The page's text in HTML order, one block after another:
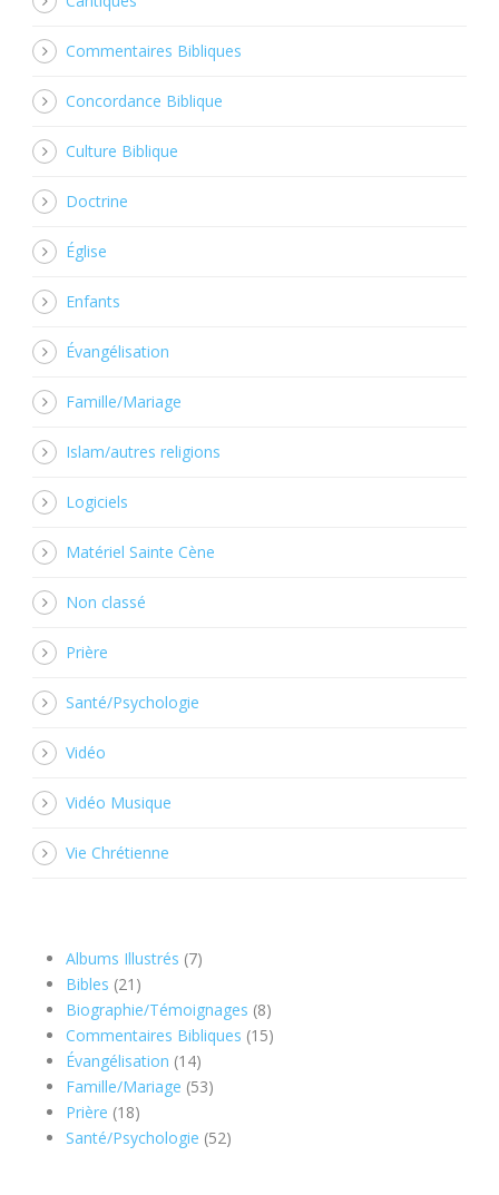
Commentaires Bibliques
Concordance Biblique
Culture Biblique
Doctrine
Église
Enfants
Évangélisation
Famille/Mariage
Islam/autres religions
Logiciels
Matériel Sainte Cène
Non classé
Prière
Santé/Psychologie
Vidéo
Vidéo Musique
Vie Chrétienne
Albums Illustrés 77
Bibles 21 21
produits
Biographie/Témoignages 88
produits
Commentaires Bibliques 1515
Évangélisation 1414
produits
Famille/Mariage 5353
Prière 1818
produits
Santé/Psychologie 5252